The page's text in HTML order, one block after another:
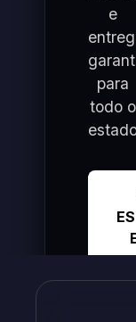
e
para
todo o